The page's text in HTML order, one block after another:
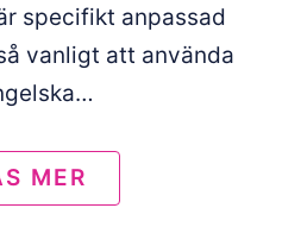
specifikt anpassad
vanligt att använda
MER